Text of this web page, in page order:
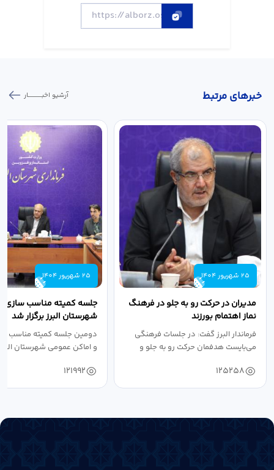
خبر‌های مرتبط آرشیو اخبـــــــــــار
25 شهریور 1404
مدیران در حرکت رو به جلو در فرهنگ
نماز اهتمام بورزند
فرماندار البرز گفت: در جلسات فرهنگی
می‌بایست هدفمان حرکت رو به جلو و
125258
25 شهریور 1404
جلسه کمیته مناسب سازی
شهرستان البرز برگزار شد
دومین جلسه کمیته مناسب
و اماکن عمومی شهرستان
121992